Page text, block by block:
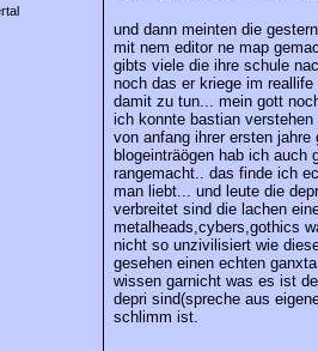
und dann meinten die
mit nem editor ne map
gibts viele die ihre schule
noch das er kriege im
damit zu tun... mein gott
ich konnte bastian
von anfang ihrer ersten
blogeinträögen hab ich
rangemacht.. das finde ich
man liebt... und leute die
verbreitet sind die lachen
metalheads,cybers,gothics
nicht so unzivilisiert wie
gesehen einen echten
wissen garnicht was es ist
depri sind(spreche aus
schlimm ist.